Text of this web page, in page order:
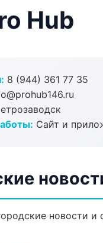
Hub
8 (944) 361 77 35
Сайт и
новости